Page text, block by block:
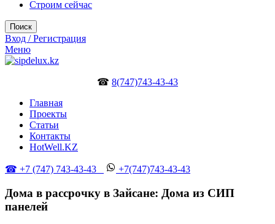
Строим сейчас
Поиск
Вход / Регистрация
Меню
☎ 8(747)743-43-43
Главная
Проекты
Статьи
Контакты
HotWell.KZ
☎ +7 (747) 743-43-43 +7(747)743-43-43
Дома в рассрочку в Зайсане: Дома из СИП
панелей